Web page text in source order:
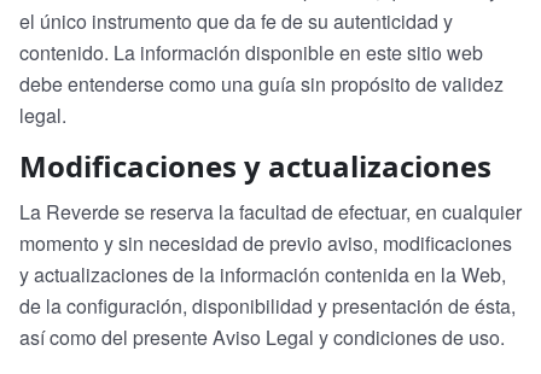
el único instrumento que da fe de su autenticidad y
contenido. La información disponible en este sitio web
debe entenderse como una guía sin propósito de validez
legal.
Modificaciones y actualizaciones
La Reverde se reserva la facultad de efectuar, en cualquier
momento y sin necesidad de previo aviso, modificaciones
y actualizaciones de la información contenida en la Web,
de la configuración, disponibilidad y presentación de ésta,
así como del presente Aviso Legal y condiciones de uso.